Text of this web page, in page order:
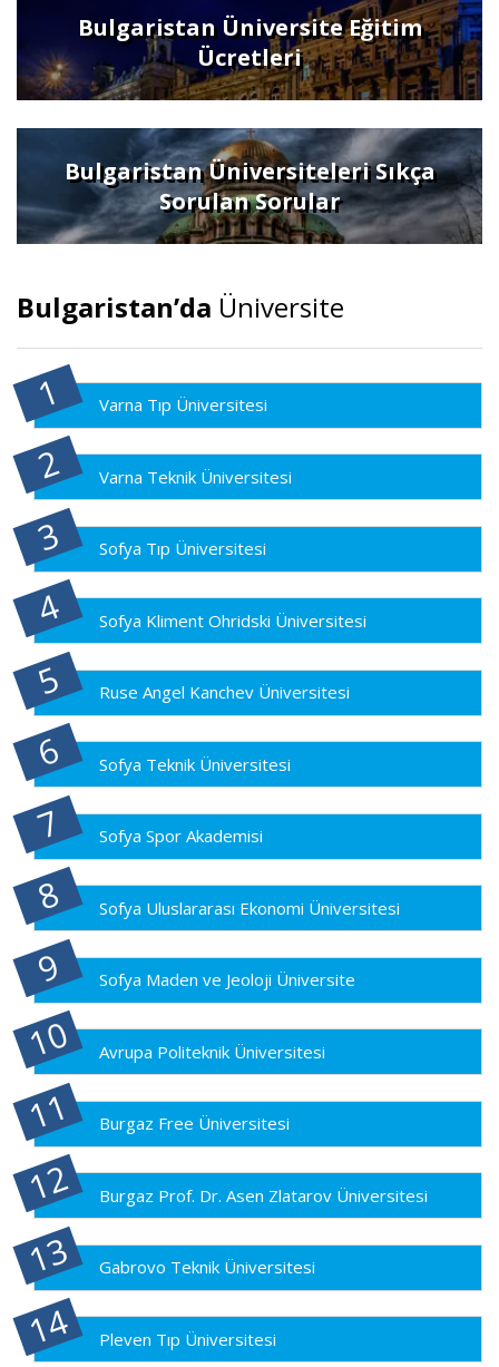
Bulgaristan Üniversite Eğitim
Ücretleri
Bulgaristan Üniversiteleri Sıkça
Sorulan Sorular
Bulgaristan’da Üniversite
Varna Tıp Üniversitesi
Varna Teknik Üniversitesi
Sofya Tıp Üniversitesi
Sofya Kliment Ohridski Üniversitesi
Ruse Angel Kanchev Üniversitesi
Sofya Teknik Üniversitesi
Sofya Spor Akademisi
Sofya Uluslararası Ekonomi Üniversitesi
Sofya Maden ve Jeoloji Üniversite
Avrupa Politeknik Üniversitesi
Burgaz Free Üniversitesi
Burgaz Prof. Dr. Asen Zlatarov Üniversitesi
Gabrovo Teknik Üniversitesi
Pleven Tıp Üniversitesi